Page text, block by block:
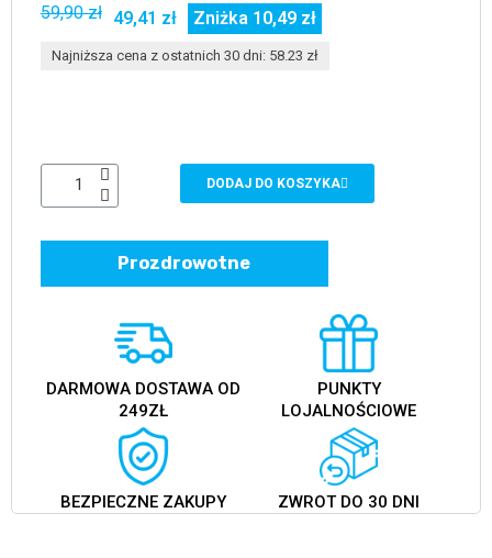
59,90 zł 49,41 zł Zniżka 10,49 zł
Najniższa cena z ostatnich 30 dni: 58.23 zł
DODAJ DO KOSZYKA
Prozdrowotne
DARMOWA DOSTAWA OD
249ZŁ
PUNKTY
LOJALNOŚCIOWE
BEZPIECZNE ZAKUPY ZWROT DO 30 DNI